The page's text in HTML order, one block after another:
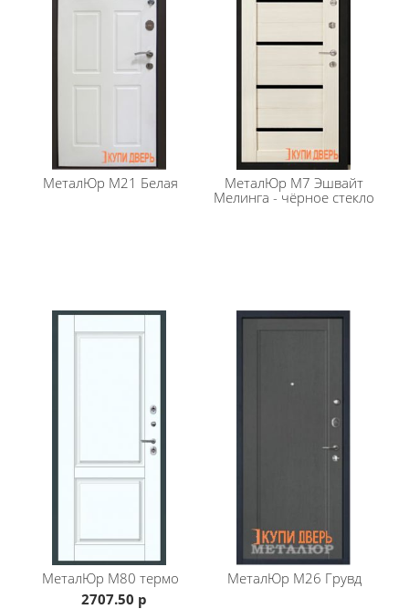
Опыт установки - 10 лет. Гарантия качества.
Возможна установка на улицу
Размеры:860х2050, 960х2050мм
Покрытие: Полимерно-порошковое покрытие,
Внутренняя отделка:
Щит МДФ 3 мм + лист
металла
Толщина полотна:
74 мм
1,5 мм.
Punto (ключ-вертушек)
Если вам не подходит данная модель, переходите
МеталЮр
МеталЮр М21 Белая МеталЮр М7 Эшвайт
Мелинга - чёрное стекло
МеталЮр М80 термо
2707.50 р
МеталЮр М26 Грувд